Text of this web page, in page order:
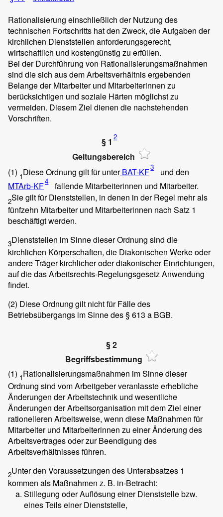
Rationalisierung einschließlich der Nutzung des
technischen Fortschritts hat den Zweck, die Aufgaben der
kirchlichen Dienststellen anforderungsgerecht,
wirtschaftlich und kostengünstig zu erfüllen.
Bei der Durchführung von Rationalisierungsmaßnahmen
sind die sich aus dem Arbeitsverhältnis ergebenden
Belange der Mitarbeiter und Mitarbeiterinnen zu
berücksichtigen und soziale Härten möglichst zu
vermeiden. Diesem Ziel dienen die nachstehenden
Vorschriften.
§ 1 2
Geltungsbereich
(1) 1Diese Ordnung gilt für unterBAT-KF3
und den
MTArb-KF4 fallende Mitarbeiterinnen und Mitarbeiter.
2Sie gilt für Dienststellen, in denen in der Regel mehr als
fünfzehn Mitarbeiter und Mitarbeiterinnen nach Satz 1
beschäftigt werden.
3Dienststellen im Sinne dieser Ordnung sind die
kirchlichen Körperschaften, die Diakonischen Werke oder
andere Träger kirchlicher oder diakonischer Einrichtungen,
auf die das Arbeitsrechts-Regelungsgesetz Anwendung
findet.
(2) Diese Ordnung gilt nicht für Fälle des
Betriebsübergangs im Sinne des § 613 a BGB.
§ 2
Begriffsbestimmung
(1) 1Rationalisierungsmaßnahmen im Sinne dieser
Ordnung sind vom Arbeitgeber veranlasste erhebliche
Änderungen der Arbeitstechnik und wesentliche
Änderungen der Arbeitsorganisation mit dem Ziel einer
rationelleren Arbeitsweise, wenn diese Maßnahmen für
Mitarbeiter und Mitarbeiterinnen zu einer Änderung des
Arbeitsvertrages oder zur Beendigung des
Arbeitsverhältnisses führen.
2Unter den Voraussetzungen des Unterabsatzes 1
kommen als Maßnahmen z. B. in-Betracht:
Stillegung oder Auflösung einer Dienststelle bzw.
eines Teils einer Dienststelle,